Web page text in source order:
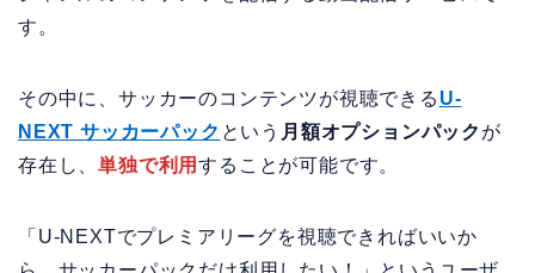
す。
その中に、サッカーのコンテンツが視聴できる U-
NEXT サッカーパック という 月額オプションパック が
存在し、単独で利用することが可能です。
「U-NEXTでプレミアリーグを視聴できればいいか